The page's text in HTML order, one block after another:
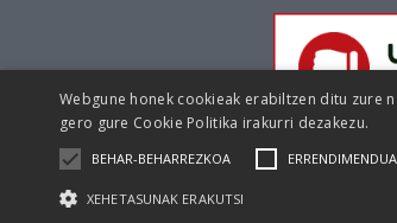
Webgune honek cookieak erabiltzen ditu zure
gero gure Cookie Politika irakurri dezakezu.
BEHAR-BEHARREZKOA ERRENDIMENDUA
XEHETASUNAK ERAKUTSI